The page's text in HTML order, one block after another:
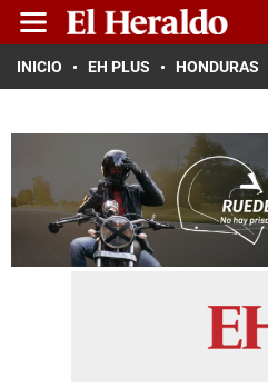
INICIO EH PLUS HONDURAS